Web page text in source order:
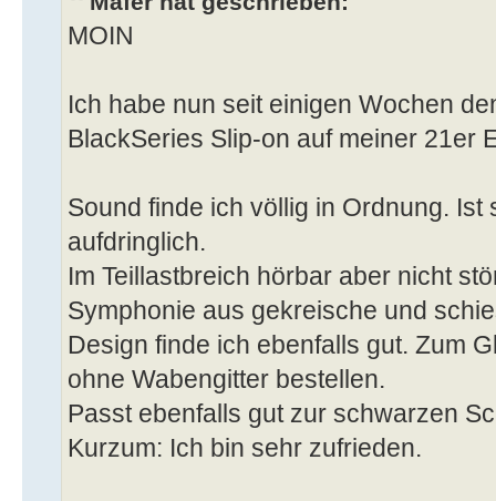
MOIN
Ich habe nun seit einigen Wochen
BlackSeries Slip-on auf meiner 21er
Sound finde ich völlig in Ordnung.
aufdringlich.
Im Teillastbreich hörbar aber nicht
Symphonie aus gekreische und
Design finde ich ebenfalls gut. Zum
ohne Wabengitter bestellen.
Passt ebenfalls gut zur schwarzen
Kurzum: Ich bin sehr zufrieden.